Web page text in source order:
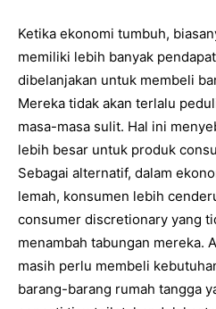
Ketika ekonomi tumbuh,
memiliki lebih banyak
dibelanjakan untuk membeli
Mereka tidak akan terlalu
masa-masa sulit. Hal ini
lebih besar untuk produk
Sebagai alternatif, dalam
lemah, konsumen lebih
consumer discretionary yang
menambah tabungan mereka.
masih perlu membeli
barang-barang rumah tangga